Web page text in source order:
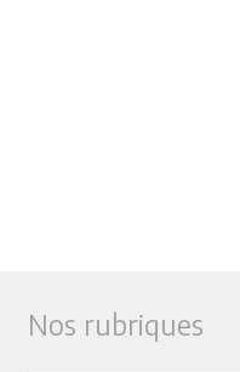
Nos rubriques